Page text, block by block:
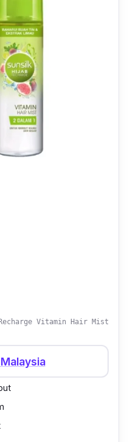
Vitamin Hair Mist